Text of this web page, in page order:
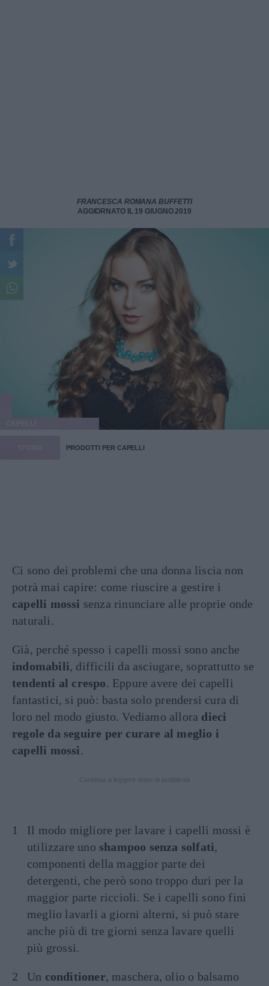
FRANCESCA ROMANA BUFFETTI
AGGIORNATO IL 19 GIUGNO 2019
PRODOTTI PER CAPELLI
Ci sono dei problemi che una donna liscia non
potrà mai capire: come riuscire a gestire i
capelli mossi senza rinunciare alle proprie onde
naturali.
Già, perché spesso i capelli mossi sono anche
indomabili, difficili da asciugare, soprattutto se
tendenti al crespo. Eppure avere dei capelli
fantastici, si può: basta solo prendersi cura di
loro nel modo giusto. Vediamo allora dieci
regole da seguire per curare al meglio i
capelli mossi.
Il modo migliore per lavare i capelli mossi è
utilizzare uno shampoo senza solfati,
componenti della maggior parte dei
detergenti, che però sono troppo duri per la
maggior parte riccioli. Se i capelli sono fini
meglio lavarli a giorni alterni, si può stare
anche più di tre giorni senza lavare quelli
più grossi.
Un conditioner, maschera, olio o balsamo